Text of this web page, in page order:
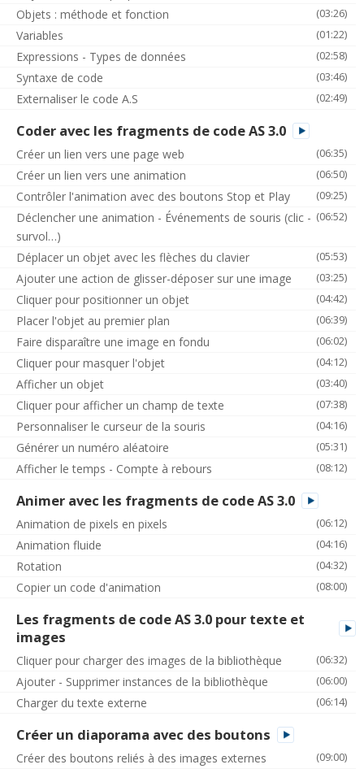
(03:26)
Objets : méthode et fonction
(01:22)
Variables
(02:58)
Expressions - Types de données
(03:46)
Syntaxe de code
(02:49)
Externaliser le code A.S
Coder avec les fragments de code AS 3.0
(06:35)
Créer un lien vers une page web
(06:50)
Créer un lien vers une animation
(09:25)
Contrôler l'animation avec des boutons Stop et Play
(06:52)
Déclencher une animation - Événements de souris (clic -
survol…)
(05:53)
Déplacer un objet avec les flèches du clavier
(03:25)
Ajouter une action de glisser-déposer sur une image
(04:42)
Cliquer pour positionner un objet
(06:39)
Placer l'objet au premier plan
(06:02)
Faire disparaître une image en fondu
(04:12)
Cliquer pour masquer l'objet
(03:40)
Afficher un objet
(07:38)
Cliquer pour afficher un champ de texte
(04:16)
Personnaliser le curseur de la souris
(05:31)
Générer un numéro aléatoire
(08:12)
Afficher le temps - Compte à rebours
Animer avec les fragments de code AS 3.0
(06:12)
Animation de pixels en pixels
(04:16)
Animation fluide
(04:32)
Rotation
(08:00)
Copier un code d'animation
Les fragments de code AS 3.0 pour texte et
images
(06:32)
Cliquer pour charger des images de la bibliothèque
(06:00)
Ajouter - Supprimer instances de la bibliothèque
(06:14)
Charger du texte externe
Créer un diaporama avec des boutons
(09:00)
Créer des boutons reliés à des images externes